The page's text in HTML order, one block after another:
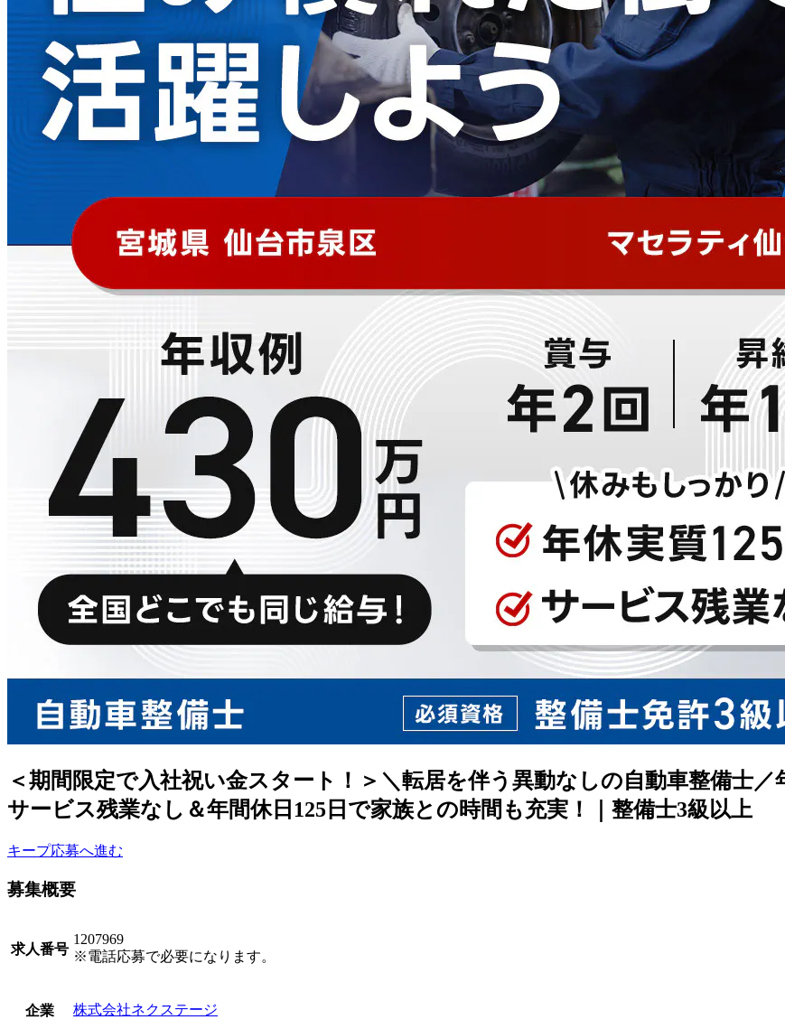
＜期間限定で入社祝い金スタート！＞＼転居を伴う異動なしの自動車整備士
サービス残業なし＆年間休日125日で家族との時間も充実！｜整備士3級以上
キープ応募へ進む
募集概要
求人番号
1207969
※電話応募で必要になります。
企業 株式会社ネクステージ